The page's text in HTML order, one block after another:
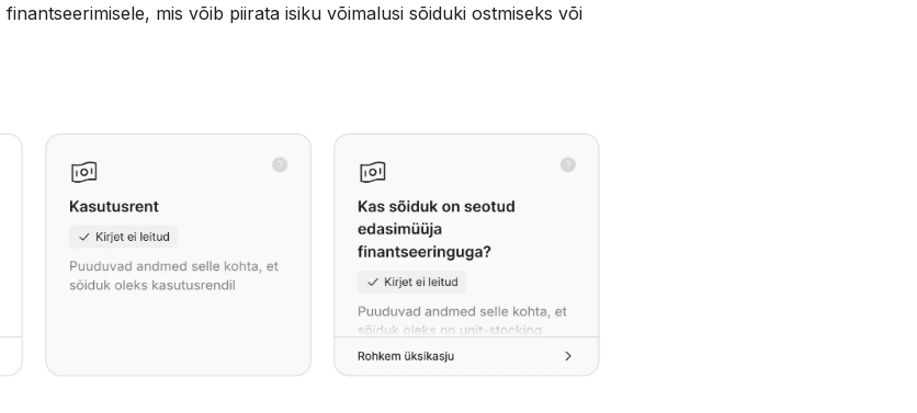
mis võib piirata isiku võimalusi sõiduki ostmiseks või